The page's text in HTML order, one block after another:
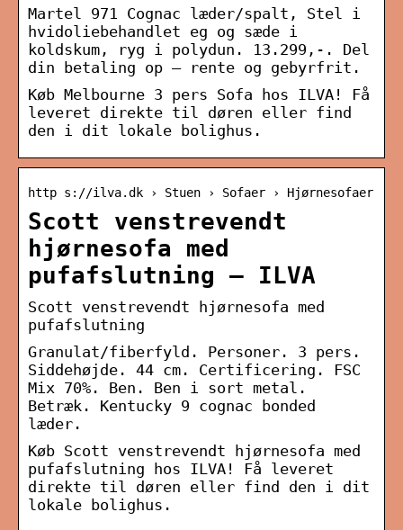
Martel 971 Cognac læder/spalt, Stel i
hvidoliebehandlet eg og sæde i
koldskum, ryg i polydun. 13.299,-. Del
din betaling op – rente og gebyrfrit.
Køb Melbourne 3 pers Sofa hos ILVA! Få
leveret direkte til døren eller find
den i dit lokale bolighus.
http s://ilva.dk › Stuen › Sofaer › Hjørnesofaer
Scott venstrevendt
hjørnesofa med
pufafslutning – ILVA
Scott venstrevendt hjørnesofa med
pufafslutning
Granulat/fiberfyld. Personer. 3 pers.
Siddehøjde. 44 cm. Certificering. FSC
Mix 70%. Ben. Ben i sort metal.
Betræk. Kentucky 9 cognac bonded
læder.
Køb Scott venstrevendt hjørnesofa med
pufafslutning hos ILVA! Få leveret
direkte til døren eller find den i dit
lokale bolighus.